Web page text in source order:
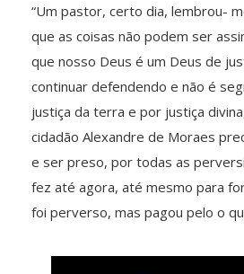
“Um pastor, certo dia, lembrou-
que as coisas não podem ser
que nosso Deus é um Deus de
continuar defendendo e não é
justiça da terra e por justiça
cidadão Alexandre de Moraes
e ser preso, por todas as
fez até agora, até mesmo para
foi perverso, mas pagou pelo o